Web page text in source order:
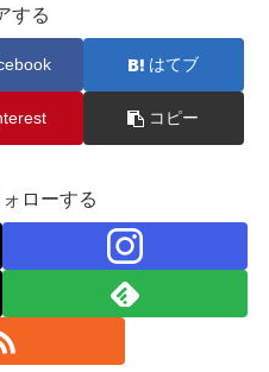
する
はてブ
コピー
ローする